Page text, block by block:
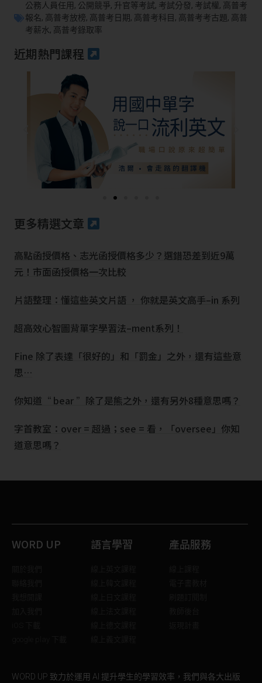
公務人員任用 , 公開競爭, 升官等考試, 考試分發, 考試權, 高普考
報名, 高普考放榜, 高普考日期, 高普考科目 , 高普考考古題, 高普
考薪水, 高普考錄取率
近期熱門課程
更多精選文章
高點函授價格、志光函授價格多少？選錯恐差到近9萬
元！市面函授價格一次比較
片語整理：懂這些英文片語 ， 你就是英文高手–in 系列
超高效心智圖背單字學習法–ment系列！
Fine 除了表達「很好的」和「罰金」之外，還有這些意
思…
你知道“ bear ”除了是熊之外，還有另外8種意思嗎？
字首教室：over = 超過；see = 看，「oversee」你知
道意思嗎？
WORD UP 語言學習 產品服務
WORD UP 致力於運用 AI 提升學生的學習效率，我們與各大出版